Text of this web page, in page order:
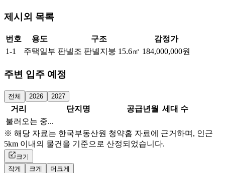
제시외 목록
번호 용도 구조
감정가
1-1
주택일부 판넬조 판넬지붕 15.6㎡ 184,000,000원
주변 입주 예정
전체 2026 2027
거리 단지명 공급년월 세대 수
불러오는 중...
※ 해당 자료는 한국부동산원 청약홈 자료에 근거하며, 인근
5km 이내의 물건을 기준으로 산정되었습니다.
크기
작게
크게
더크게